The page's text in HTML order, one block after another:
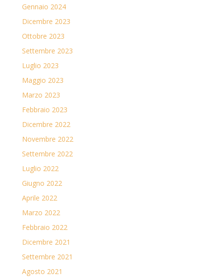
Gennaio 2024
Dicembre 2023
Ottobre 2023
Settembre 2023
Luglio 2023
Maggio 2023
Marzo 2023
Febbraio 2023
Dicembre 2022
Novembre 2022
Settembre 2022
Luglio 2022
Giugno 2022
Aprile 2022
Marzo 2022
Febbraio 2022
Dicembre 2021
Settembre 2021
Agosto 2021